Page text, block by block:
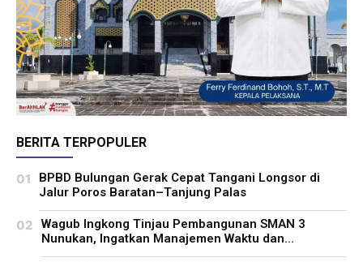
BERITA TERPOPULER
BPBD Bulungan Gerak Cepat Tangani Longsor di
Jalur Poros Baratan–Tanjung Palas
Wagub Ingkong Tinjau Pembangunan SMAN 3
Nunukan, Ingatkan Manajemen Waktu dan...